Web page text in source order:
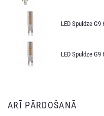
LED Spuldze
LED Spuldze
ARĪ PĀRDOŠANĀ